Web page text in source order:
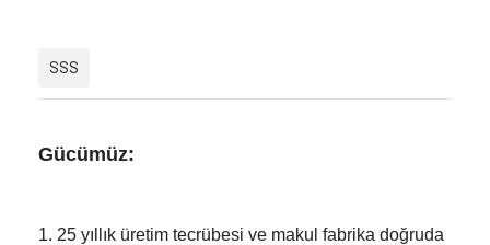
SSS
Gücümüz:
1. 25 yıllık üretim tecrübesi ve makul fabrika doğruda